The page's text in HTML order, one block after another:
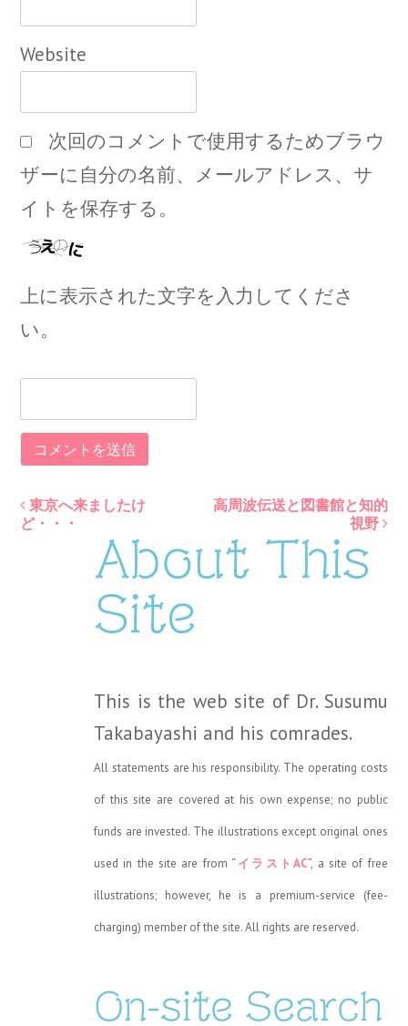
Website
次回のコメントで使用するためブラウ
ザーに自分の名前、メールアドレス、サ
イトを保存する。
上に表示された文字を入力してくださ
い。
Post
navigation
東京へ来ましたけ
ど・・・
高周波伝送と図書館と知的
視野
About This
Site
This is the web site of Dr. Susumu
Takabayashi and his comrades.
All statements are his responsibility. The operating costs
of this site are covered at his own expense; no public
funds are invested. The illustrations except original ones
used in the site are from “イラストAC”, a site of free
illustrations; however, he is a premium-service (fee-
charging) member of the site. All rights are reserved.
On-site Search